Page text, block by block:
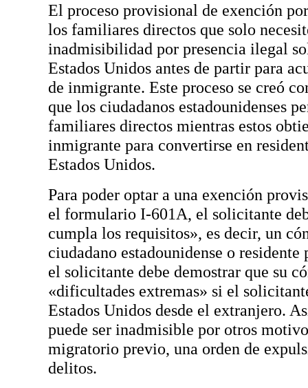
El proceso provisional de exención
los familiares directos que solo
inadmisibilidad por presencia ilegal
Estados Unidos antes de partir para
de inmigrante. Este proceso se creó
que los ciudadanos estadounidenses
familiares directos mientras estos
inmigrante para convertirse en
Estados Unidos.
Para poder optar a una exención
el formulario I-601A, el solicitante
cumpla los requisitos», es decir, un
ciudadano estadounidense o
el solicitante debe demostrar que su
«dificultades extremas» si el
Estados Unidos desde el extranjero.
puede ser inadmisible por otros
migratorio previo, una orden de
delitos.